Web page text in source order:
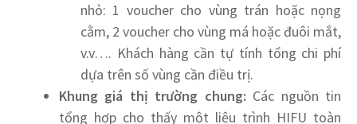
nhỏ: 1 voucher cho vùng trán hoặc nọng
cằm, 2 voucher cho vùng má hoặc đuôi mắt,
v.v…. Khách hàng cần tự tính tổng chi phí
dựa trên số vùng cần điều trị.
Khung giá thị trường chung: Các nguồn tin
tổng hợp cho thấy một liệu trình HIFU toàn